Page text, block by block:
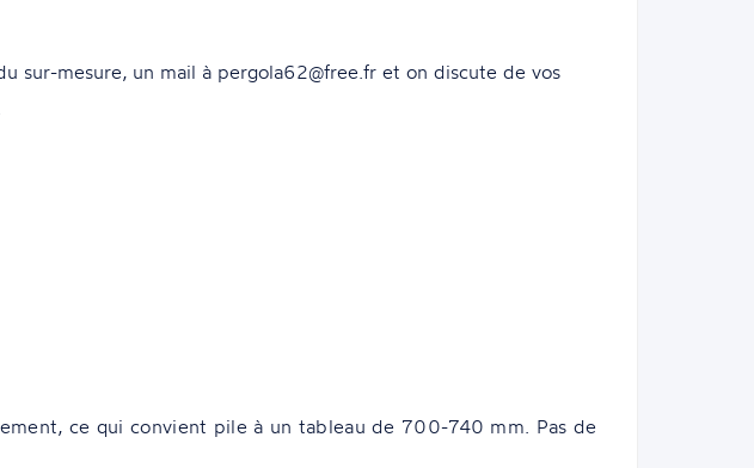
sur-mesure, un mail à pergola62@free.fr et on discute de vos
ce qui convient pile à un tableau de 700-740 mm. Pas de